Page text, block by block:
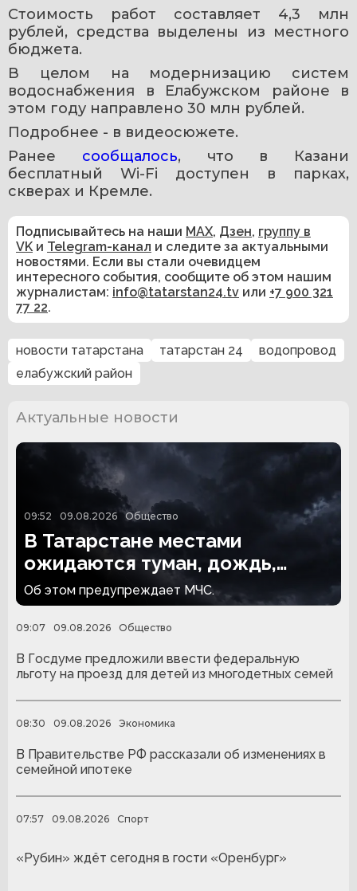
Стоимость работ составляет 4,3 млн
рублей, средства выделены из местного
бюджета.
В целом на модернизацию систем
водоснабжения в Елабужском районе в
этом году направлено 30 млн рублей.
Подробнее - в видеосюжете.
Ранее сообщалось, что в Казани
бесплатный Wi-Fi доступен в парках,
скверах и Кремле.
Подписывайтесь на наши MAX, Дзен, группу в
VK и Telegram-канал и следите за актуальными
новостями. Если вы стали очевидцем
интересного события, сообщите об этом нашим
журналистам: info@tatarstan24.tv или +7 900 321
77 22.
новости татарстана татарстан 24
водопровод
елабужский район
Актуальные новости
09:52 09.08.2026 Общество
В Татарстане местами
ожидаются туман, дождь,
гроза и сильный ветер
Об этом предупреждает МЧС.
09:07 09.08.2026 Общество
В Госдуме предложили ввести федеральную
льготу на проезд для детей из многодетных семей
08:30 09.08.2026 Экономика
В Правительстве РФ рассказали об изменениях в
семейной ипотеке
07:57 09.08.2026 Спорт
«Рубин» ждёт сегодня в гости «Оренбург»